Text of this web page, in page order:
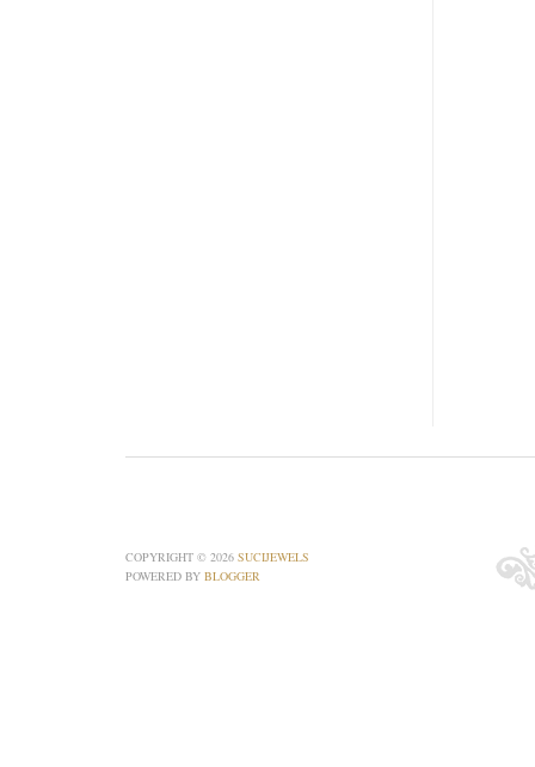
COPYRIGHT © 2026 SUCIJEWELS
POWERED BY BLOGGER